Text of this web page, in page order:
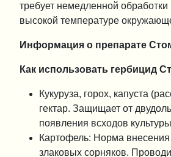
требует немедленной
высокой температуре
Информация о препарате
Как использовать гербицид
Кукуруза, горох, капуста
гектар. Защищает от
появления всходов
Картофель: Норма внесения
злаковых сорняков.